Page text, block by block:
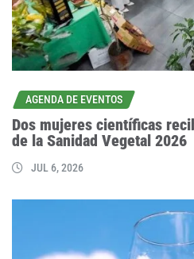
AGENDA DE EVENTOS
Dos mujeres científicas
de la Sanidad Vegetal 2026
JUL 6, 2026